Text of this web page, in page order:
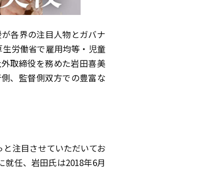
各界の注目人物とガバナ
労働省で雇用均等・児童
取締役を務めた岩田喜美
、監督側双方での豊富な
注目させていただいてお
任、岩田氏は2018年6月